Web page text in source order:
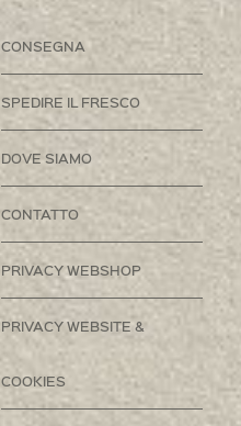
CONSEGNA
SPEDIRE IL FRESCO
DOVE SIAMO
CONTATTO
PRIVACY WEBSHOP
PRIVACY WEBSITE &
COOKIES